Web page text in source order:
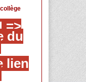
=>
du
lien